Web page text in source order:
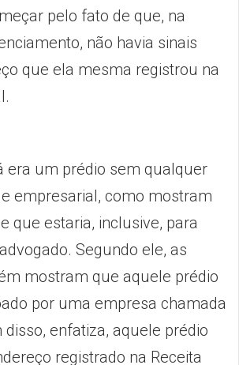
pelo fato de que, na
não havia sinais
que ela mesma registrou na
era um prédio sem qualquer
empresarial, como mostram
que estaria, inclusive, para
Segundo ele, as
mostram que aquele prédio
por uma empresa chamada
disso, enfatiza, aquele prédio
registrado na Receita